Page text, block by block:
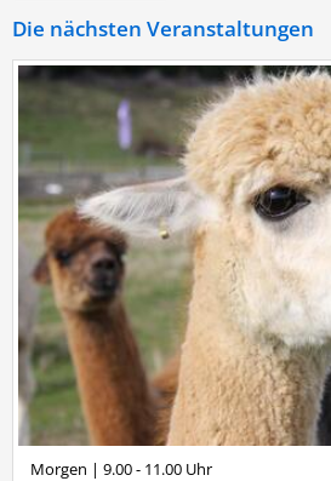
Die nächsten Veranstaltungen
Morgen | 9.00 - 11.00 Uhr